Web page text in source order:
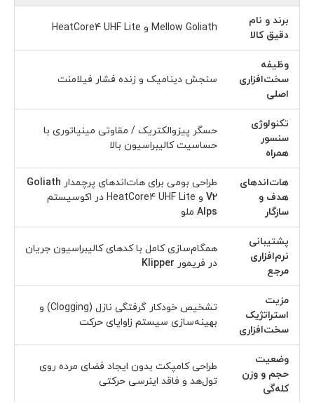
برند و نام
دقیق کالا
Mellow Goliath و HeatCore4 UHF Lite
وظیفه
سخت‌افزاری
اصلی
سنجش دینامیک و زنده فشار فیلامنت
تکنولوژی
سنسور
همراه
حسگر پیزوالکتریک / مقاوتی مینیاتوری با
حساسیت کالیبراسیون بالا
هات‌اندهای
هدف و
سازگار
طراحی بومی برای هات‌اندهای پرچمدار Goliath
V2 و HeatCore4 UHF Lite در اکوسیستم
Alps ملو
پشتیبانی
نرم‌افزاری
مرجع
همگام‌سازی کامل با کدهای کالیبراسیون جریان
در فریمور Klipper
مزیت
استراتژیک
سخت‌افزاری
تشخیص خودکار گرفتگی نازل (Clogging) و
بهینه‌سازی سیستم زاوایای حرکت
وضعیت
حجم و وزن
کله‌گی
طراحی کامپکت بدون ایجاد فضای مرده روی
تول‌هد و فاقد اینرسی حرکتی